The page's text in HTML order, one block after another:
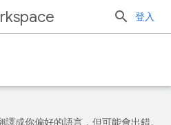
登入
成你偏好的語言，但可能會出錯。